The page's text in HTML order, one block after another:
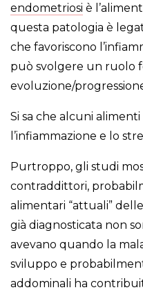
endometriosi è
questa patologia è
che favoriscono
può svolgere un ruolo
evoluzione/
Si sa che alcuni
l’infiammazione e lo
Purtroppo, gli studi
contraddittori,
alimentari “attuali”
già diagnosticata non
avevano quando la
sviluppo e
addominali ha